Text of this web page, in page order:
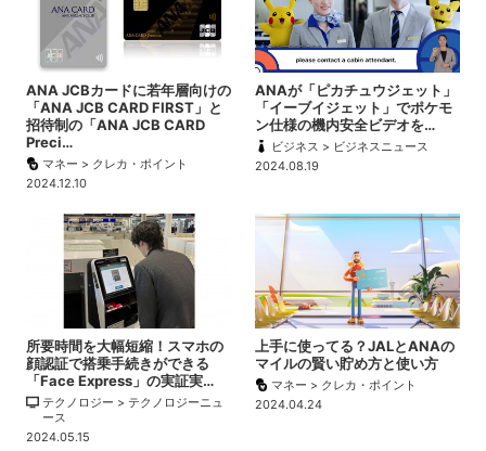
ANA JCBカードに若年層向けの
「ANA JCB CARD FIRST」と
招待制の「ANA JCB CARD
Preci…
マネー > クレカ・ポイント
2024.12.10
ANAが「ピカチュウジェット」
「イーブイジェット」でポケモ
ン仕様の機内安全ビデオを…
ビジネス > ビジネスニュース
2024.08.19
所要時間を大幅短縮！スマホの
顔認証で搭乗手続きができる
「Face Express」の実証実…
テクノロジー > テクノロジーニュ
ース
2024.05.15
上手に使ってる？JALとANAの
マイルの賢い貯め方と使い方
マネー > クレカ・ポイント
2024.04.24